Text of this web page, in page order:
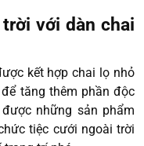
với dàn chai
kết hợp chai lọ nhỏ
tăng thêm phần độc
những sản phẩm
tiệc cưới ngoài trời